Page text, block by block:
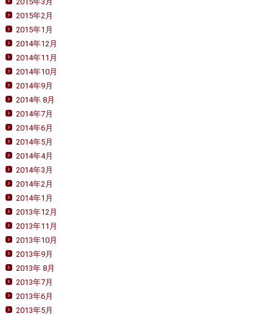
2015年2月
2015年1月
2014年12月
2014年11月
2014年10月
2014年9月
2014年 8月
2014年7月
2014年6月
2014年5月
2014年4月
2014年3月
2014年2月
2014年1月
2013年12月
2013年11月
2013年10月
2013年9月
2013年 8月
2013年7月
2013年6月
2013年5月